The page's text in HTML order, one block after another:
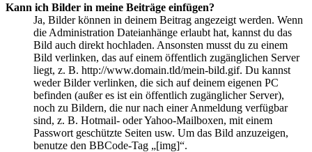
Kann ich Bilder in meine Beiträge einfügen?
Ja, Bilder können in deinem Beitrag angezeigt werden. Wenn
die Administration Dateianhänge erlaubt hat, kannst du das
Bild auch direkt hochladen. Ansonsten musst du zu einem
Bild verlinken, das auf einem öffentlich zugänglichen Server
liegt, z. B. http://www.domain.tld/mein-bild.gif. Du kannst
weder Bilder verlinken, die sich auf deinem eigenen PC
befinden (außer es ist ein öffentlich zugänglicher Server),
noch zu Bildern, die nur nach einer Anmeldung verfügbar
sind, z. B. Hotmail- oder Yahoo-Mailboxen, mit einem
Passwort geschützte Seiten usw. Um das Bild anzuzeigen,
benutze den BBCode-Tag „[img]“.